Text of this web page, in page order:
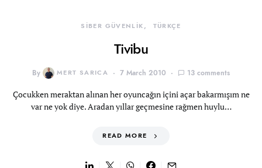
SİBER GÜVENLİK TÜRKÇE
Tivibu
By MERT SARICA 7 March 2010 13 comments
Çocukken meraktan alınan her oyuncağın içini açar bakarmışım ne
var ne yok diye. Aradan yıllar geçmesine rağmen huylu…
READ MORE